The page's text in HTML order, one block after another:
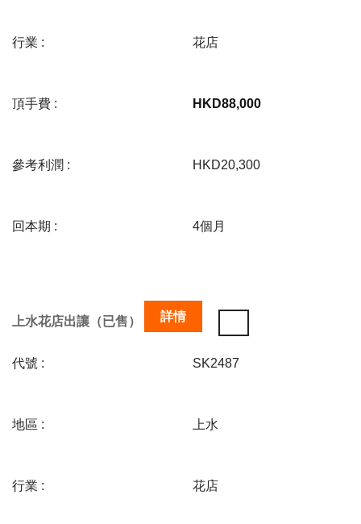
行業 : 花店
頂手費 : HKD88,000
參考利潤 : HKD20,300
回本期 : 4個月
上水花店出讓（已售） 詳情
代號 : SK2487
地區 : 上水
行業 : 花店